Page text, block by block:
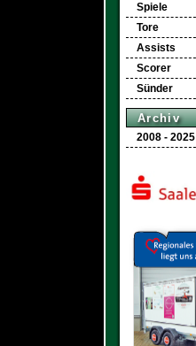
Spiele
Tore
Assists
Scorer
Sünder
Archiv
2008 - 2025